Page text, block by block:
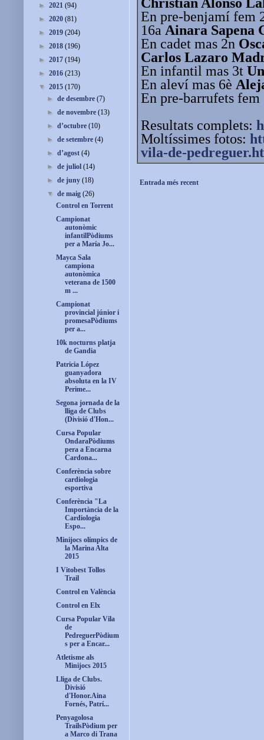
En pre-benjamí fem
16a Ainara Sapena
En cadet mas 2n
Carlos Lazaro
En infantil mas 3t
En aleví mas 6è
En pre-barrufets
Resultats complets:
Moltíssimes fotos:
vila-de-
Entrada més recent
► 2021 (94)
► 2020 (81)
► 2019 (204)
► 2018 (196)
► 2017 (194)
► 2016 (213)
▼ 2015 (170)
►de desembre(7)
►de novembre(13)
►d’octubre(10)
►de setembre(4)
►d’agost(4)
►de juliol(14)
►de juny(18)
▼de maig(26)
Control en Torrent
Campionat
autonòmic
infantilPòdiums
per a María Jo...
Mayca Sala
campiona
autonòmica
veterana de 1500
m ...
Campionat
provincial júnior i
promesaPòdiums
per a...
10k nocturns platja
de Gandia
Patricia López
guanyadora
absoluta en la IV
Perime...
Segona jornada de la
lliga de Clubs
(Divisió d'Hon...
Cursa Popular
OndaraPòdiums
pera a Encarna
Cardona...
Conferència sobre
cardiologia
esportiva
Conferència "La
Importància de la
Cardiologia
Espo...
Minijocs olímpics de
la Marina Alta
2015
I Vitobest Tollos
Trail
Control en València
Control en Elx
Cursa Popular Vila
de
PedreguerPòdium
s per a Encar...
Atletisme als
Minijocs 2015
Lliga de Clubs.
Divisió
d'Honor.Aina
Fornés, Patrí...
Penyagolosa
TrailsPòdium per
a Marco di Trana